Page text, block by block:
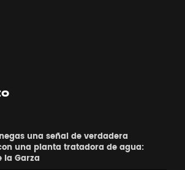
una señal de verdadera
una planta tratadora de agua:
la Garza